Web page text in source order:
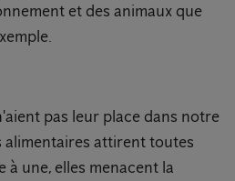
et des animaux que
pas leur place dans notre
alimentaires attirent toutes
à une, elles menacent la